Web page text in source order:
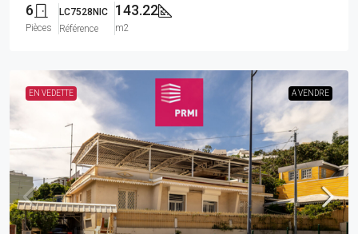
6
Pièces
LC7528NIC
Référence
143.22
m2
EN VEDETTE A VENDRE